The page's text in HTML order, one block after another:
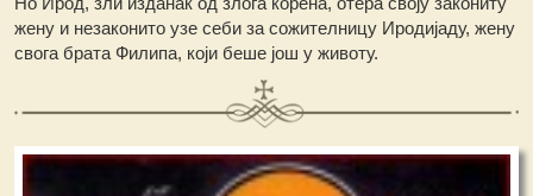
жену и незаконито узе себи за сожителницу Иродијаду, жену
свога брата Филипа, који беше још у животу.